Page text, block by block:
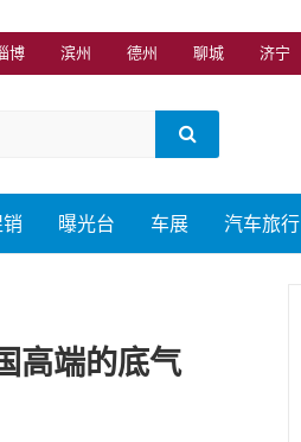
博 滨州 德州 聊城 济宁
曝光台 车展 汽车旅行
高端的底气